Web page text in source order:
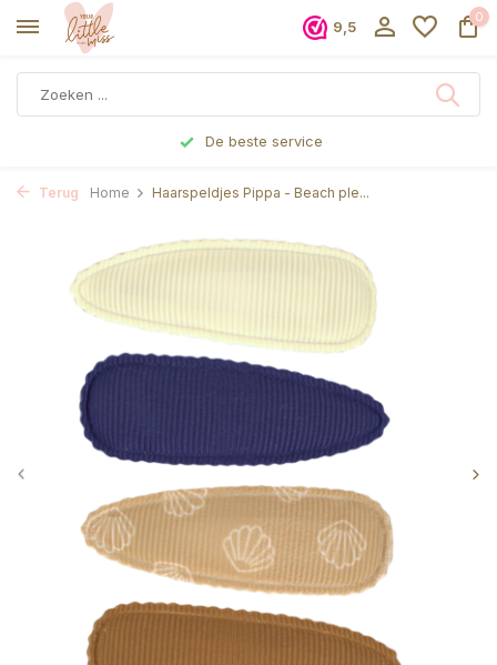
9,5
0
De beste service
Terug Home Haarspeldjes Pippa - Beach ple...